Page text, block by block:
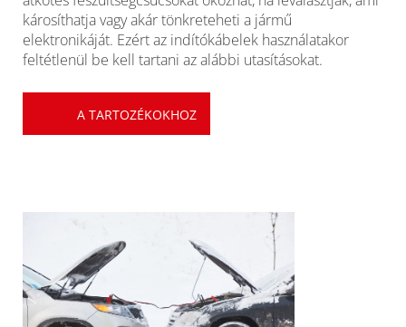
károsíthatja vagy akár tönkreteheti a jármű
elektronikáját. Ezért az indítókábelek használatakor
feltétlenül be kell tartani az alábbi utasításokat.
A TARTOZÉKOKHOZ